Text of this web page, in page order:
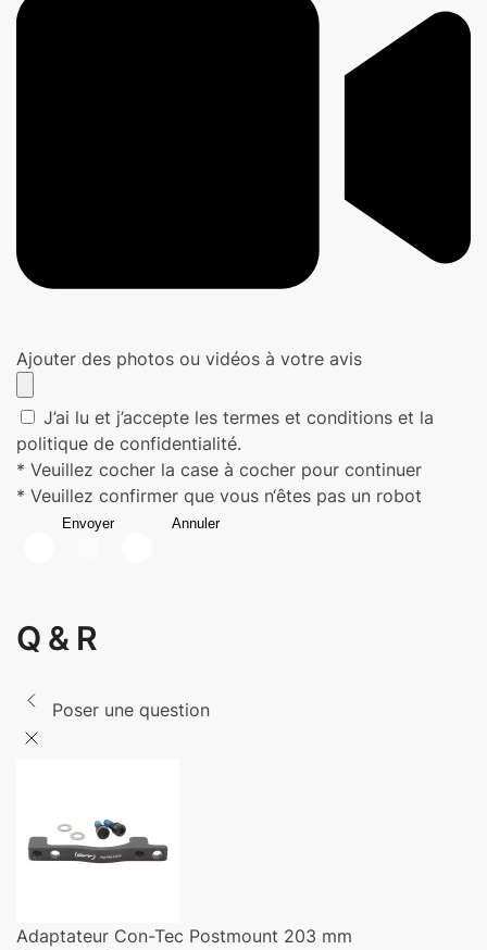
Ajouter des photos ou vidéos à votre avis
J’ai lu et j’accepte les termes et conditions et la
politique de confidentialité.
* Veuillez cocher la case à cocher pour continuer
* Veuillez confirmer que vous n‘êtes pas un robot
Envoyer Annuler
Q & R
Poser une question
Adaptateur Con-Tec Postmount 203 mm